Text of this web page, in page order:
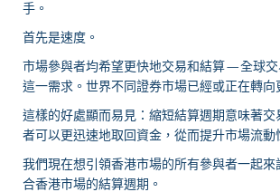
手。
首先是速度。
市場參與者均希望更快地交易和結算 — 全球
這一需求。世界不同證券市場已經或正在轉向
這樣的好處顯而易見：縮短結算週期意味著交
者可以更迅速地取回資金，從而提升市場流動
我們現在想引領香港市場的所有參與者一起
合香港市場的結算週期。